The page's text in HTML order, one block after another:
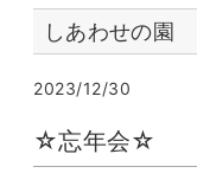
しあわせの園
2023/12/30
☆忘年会☆